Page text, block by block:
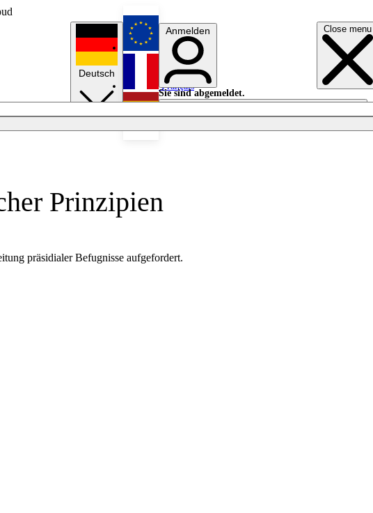
Close menu
Deutsch
English
Français
Anmelden
Sie sind abgemeldet.
Anmelden
Licht aus
Prinzipien
präsidialer Befugnisse aufgefordert.